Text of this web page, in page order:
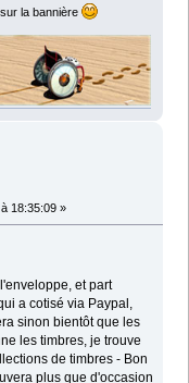
la bannière
18:35:09 »
et part
a cotisé via Paypal,
sinon bientôt que les
les timbres, je trouve
de timbres - Bon
plus que d'occasion